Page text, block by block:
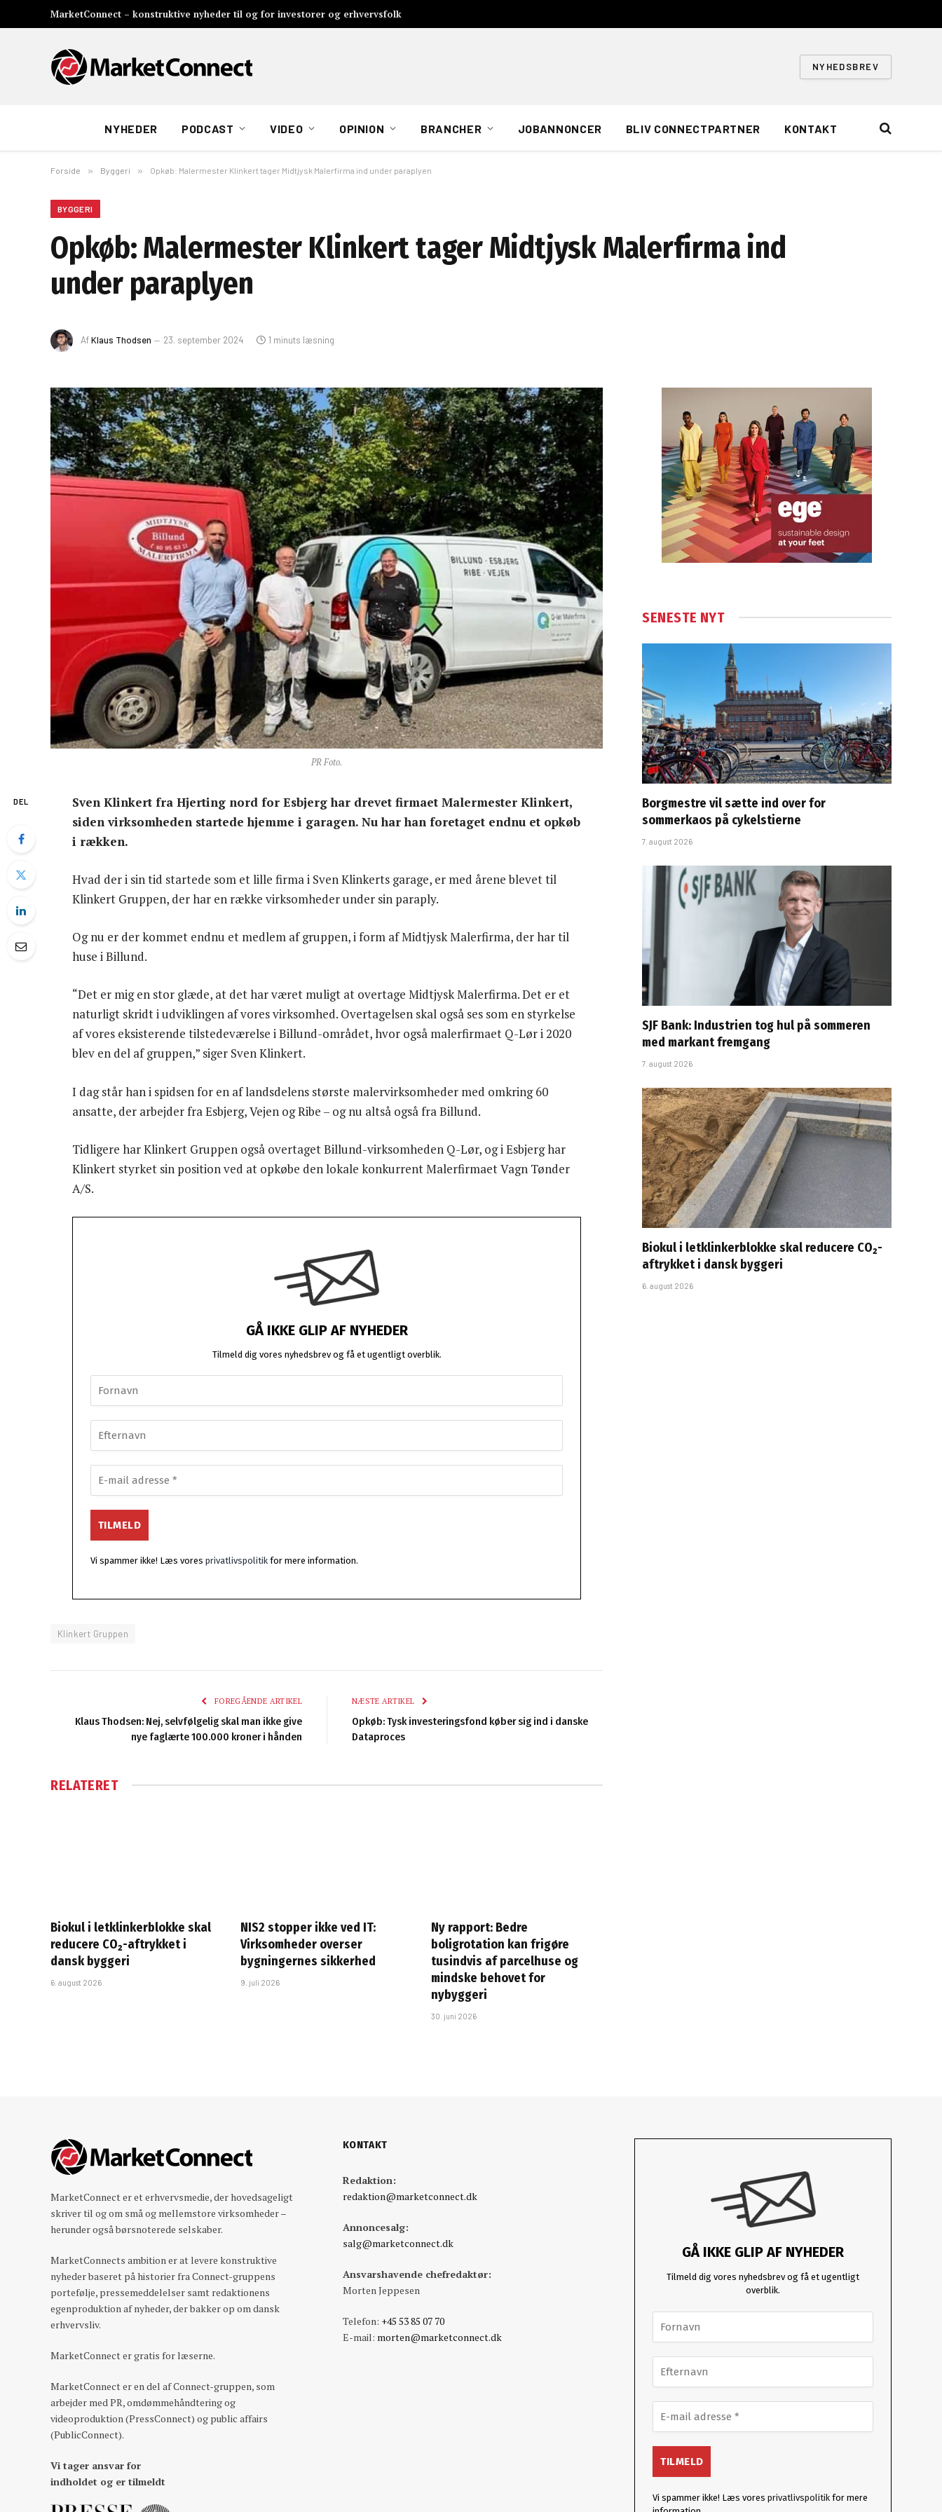
MarketConnect – konstruktive nyheder til og for investorer og erhvervsfolk
NYHEDSBREV
NYHEDER PODCAST VIDEO OPINION BRANCHER JOBANNONCER BLIV CONNECTPARTNER KONTAKT
Forside » Byggeri » Opkøb: Malermester Klinkert tager Midtjysk Malerfirma ind under paraplyen
BYGGERI
Opkøb: Malermester Klinkert tager Midtjysk Malerfirma ind
under paraplyen
AfKlaus Thodsen 23. september 2024 1 minuts læsning
PR Foto.
DEL
Sven Klinkert fra Hjerting nord for Esbjerg har drevet firmaet Malermester Klinkert,
siden virksomheden startede hjemme i garagen. Nu har han foretaget endnu et opkøb
i rækken.
Hvad der i sin tid startede som et lille firma i Sven Klinkerts garage, er med årene blevet til
Klinkert Gruppen, der har en række virksomheder under sin paraply.
Og nu er der kommet endnu et medlem af gruppen, i form af Midtjysk Malerfirma, der har til
huse i Billund.
“Det er mig en stor glæde, at det har været muligt at overtage Midtjysk Malerfirma. Det er et
naturligt skridt i udviklingen af vores virksomhed. Overtagelsen skal også ses som en styrkelse
af vores eksisterende tilstedeværelse i Billund-området, hvor også malerfirmaet Q-Lør i 2020
blev en del af gruppen,” siger Sven Klinkert.
I dag står han i spidsen for en af landsdelens største malervirksomheder med omkring 60
ansatte, der arbejder fra Esbjerg, Vejen og Ribe – og nu altså også fra Billund.
Tidligere har Klinkert Gruppen også overtaget Billund-virksomheden Q-Lør, og i Esbjerg har
Klinkert styrket sin position ved at opkøbe den lokale konkurrent Malerfirmaet Vagn Tønder
A/S.
GÅ IKKE GLIP AF NYHEDER
Tilmeld dig vores nyhedsbrev og få et ugentligt overblik.
Vi spammer ikke! Læs vores privatlivspolitik for mere information.
Klinkert Gruppen
FOREGÅENDE ARTIKEL
Klaus Thodsen: Nej, selvfølgelig skal man ikke give
nye faglærte 100.000 kroner i hånden
NÆSTE ARTIKEL
Opkøb: Tysk investeringsfond køber sig ind i danske
Dataproces
RELATERET
Biokul i letklinkerblokke skal
reducere CO₂-aftrykket i
dansk byggeri
6. august 2026
NIS2 stopper ikke ved IT:
Virksomheder overser
bygningernes sikkerhed
9. juli 2026
Ny rapport: Bedre
boligrotation kan frigøre
tusindvis af parcelhuse og
mindske behovet for
nybyggeri
30. juni 2026
SENESTE NYT
Borgmestre vil sætte ind over for
sommerkaos på cykelstierne
7. august 2026
SJF Bank: Industrien tog hul på sommeren
med markant fremgang
7. august 2026
Biokul i letklinkerblokke skal reducere CO₂-
aftrykket i dansk byggeri
6. august 2026
MarketConnect er et erhvervsmedie, der hovedsageligt
skriver til og om små og mellemstore virksomheder –
herunder også børsnoterede selskaber.
MarketConnects ambition er at levere konstruktive
nyheder baseret på historier fra Connect-gruppens
portefølje, pressemeddelelser samt redaktionens
egenproduktion af nyheder, der bakker op om dansk
erhvervsliv.
MarketConnect er gratis for læserne.
MarketConnect er en del af Connect-gruppen, som
arbejder med PR, omdømmehåndtering og
videoproduktion (PressConnect) og public affairs
(PublicConnect).
Vi tager ansvar for
indholdet og er tilmeldt
KONTAKT
Redaktion:
redaktion@marketconnect.dk
Annoncesalg:
salg@marketconnect.dk
Ansvarshavende chefredaktør:
Morten Jeppesen
Telefon: +45 53 85 07 70
E-mail: morten@marketconnect.dk
GÅ IKKE GLIP AF NYHEDER
Tilmeld dig vores nyhedsbrev og få et ugentligt
overblik.
Vi spammer ikke! Læs voresprivatlivspolitik for mere